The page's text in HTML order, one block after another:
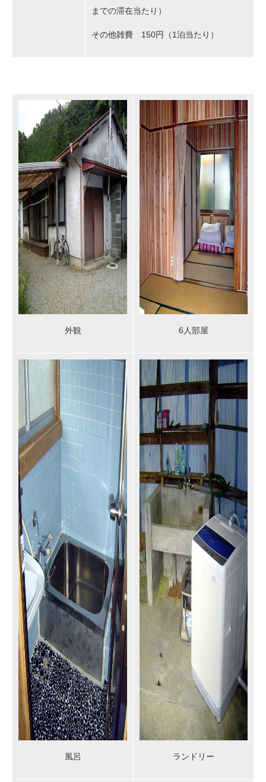
までの滞在当たり）
その他雑費 150円（1泊当たり）
外観 6人部屋
風呂 ランドリー